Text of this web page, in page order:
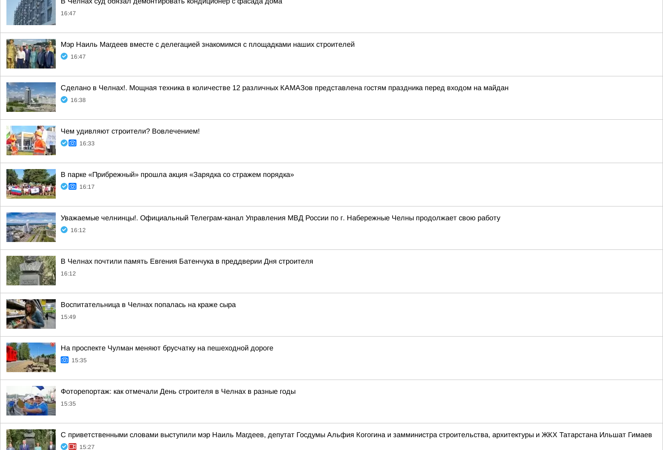
16:47
Мэр Наиль Магдеев вместе с делегацией знакомимся с площадками наших строителей
16:47
Сделано в Челнах!. Мощная техника в количестве 12 различных КАМАЗов представлена гостям праздника перед входом на майдан
16:38
Чем удивляют строители? Вовлечением!
16:33
В парке «Прибрежный» прошла акция «Зарядка со стражем порядка»
16:17
Уважаемые челнинцы!. Официальный Телеграм-канал Управления МВД России по г. Набережные Челны продолжает свою работу
16:12
В Челнах почтили память Евгения Батенчука в преддверии Дня строителя
16:12
Воспитательница в Челнах попалась на краже сыра
15:49
На проспекте Чулман меняют брусчатку на пешеходной дороге
15:35
Фоторепортаж: как отмечали День строителя в Челнах в разные годы
15:35
С приветственными словами выступили мэр Наиль Магдеев, депутат Госдумы Альфия Когогина и замминистра строительства, архитектуры и ЖКХ Татарстана Ильшат Гимаев
15:27